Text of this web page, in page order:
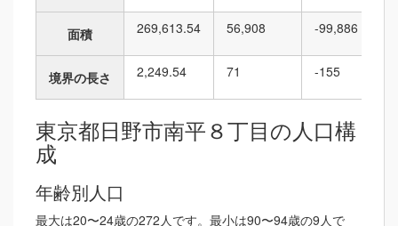
面積 269,613.54 56,908 -99,886
境界の長さ 2,249.54 71 -155
東京都日野市南平８丁目の人口構
成
年齢別人口
最大は20〜24歳の272人です。最小は90〜94歳の9人で